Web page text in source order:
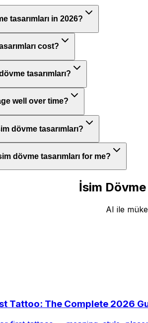
tasarımları in 2026?
cost?
tasarımları?
well over time?
dövme tasarımları?
dövme tasarımları for me?
İsim Dövme
AI ile
Tattoo: The Complete 2026